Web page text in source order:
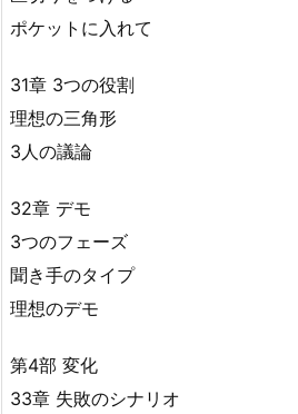
ポケットに入れて
31章 3つの役割
理想の三角形
3人の議論
32章 デモ
3つのフェーズ
聞き手のタイプ
理想のデモ
第4部 変化
33章 失敗のシナリオ